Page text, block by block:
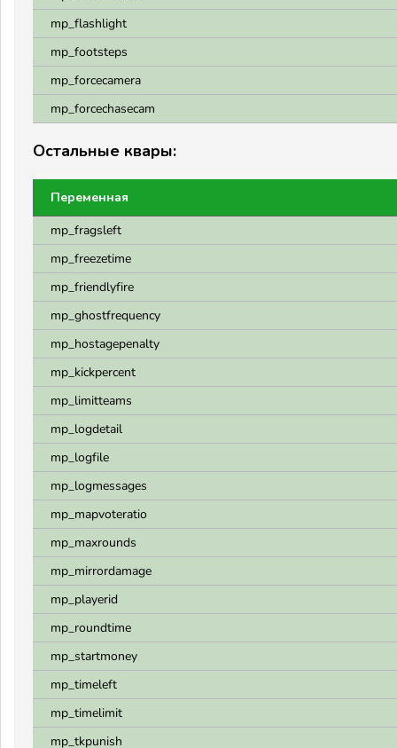
mp_flashlight
mp_footsteps
mp_forcecamera
mp_forcechasecam
Остальные квары:
Переменная
mp_fragsleft
mp_freezetime
mp_friendlyfire
mp_ghostfrequency
mp_hostagepenalty
mp_kickpercent
mp_limitteams
mp_logdetail
mp_logfile
mp_logmessages
mp_mapvoteratio
mp_maxrounds
mp_mirrordamage
mp_playerid
mp_roundtime
mp_startmoney
mp_timeleft
mp_timelimit
mp_tkpunish